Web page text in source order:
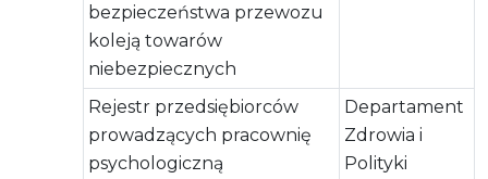
bezpieczeństwa przewozu
koleją towarów
niebezpiecznych
Rejestr przedsiębiorców
prowadzących pracownię
psychologiczną
Departament
Zdrowia i
Polityki